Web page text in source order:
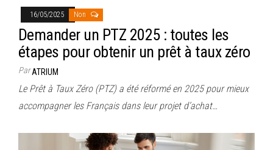
16/05/2025 Non
Demander un PTZ 2025 : toutes les
étapes pour obtenir un prêt à taux zéro
ParATRIUM
Le Prêt à Taux Zéro (PTZ) a été réformé en 2025 pour mieux
accompagner les Français dans leur projet d’achat…